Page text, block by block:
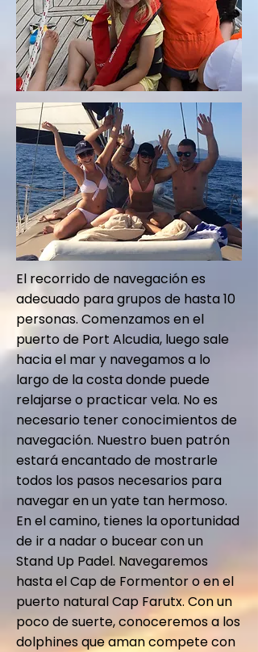
El recorrido de navegación es
adecuado para grupos de hasta 10
personas. Comenzamos en el
puerto de Port Alcudia, luego sale
hacia el mar y navegamos a lo
largo de la costa donde puede
relajarse o practicar vela. No es
necesario tener conocimientos de
navegación. Nuestro buen patrón
estará encantado de mostrarle
todos los pasos necesarios para
navegar en un yate tan hermoso.
En el camino, tienes la oportunidad
de ir a nadar o bucear con un
Stand Up Padel. Navegaremos
hasta el Cap de Formentor o en el
puerto natural Cap Farutx. Con un
poco de suerte, conoceremos a los
dolphines que aman compete con